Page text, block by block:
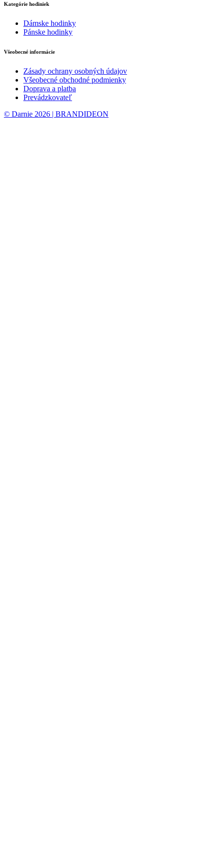
Kategórie hodiniek
Dámske hodinky
Pánske hodinky
Všeobecné informácie
Zásady ochrany osobných údajov
Všeobecné obchodné podmienky
Doprava a platba
Prevádzkovateľ
© Darnie 2026 | BRANDIDEON